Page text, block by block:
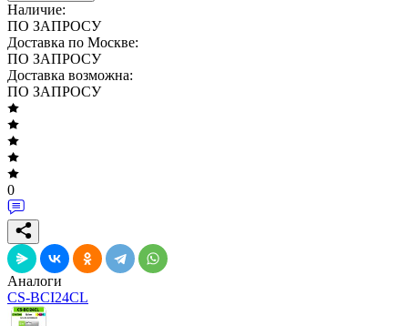
Наличие:
ПО ЗАПРОСУ
Доставка по Москве:
ПО ЗАПРОСУ
Доставка возможна:
ПО ЗАПРОСУ
0
Аналоги
CS-BCI24CL